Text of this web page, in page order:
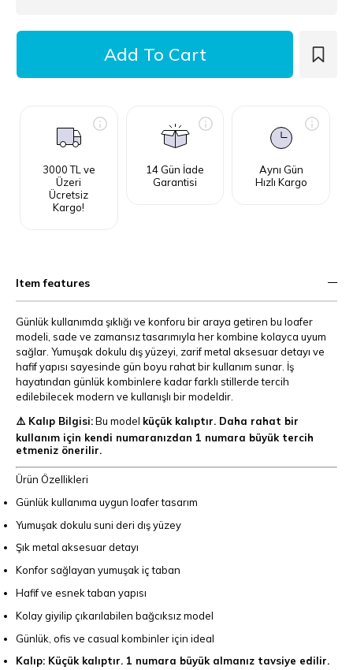
3000 TL ve
Üzeri
Ücretsiz
Kargo!
14 Gün İade
Garantisi
Aynı Gün
Hızlı Kargo
Item features
Günlük kullanımda şıklığı ve konforu bir araya getiren bu loafer
modeli, sade ve zamansız tasarımıyla her kombine kolayca uyum
sağlar. Yumuşak dokulu dış yüzeyi, zarif metal aksesuar detayı ve
hafif yapısı sayesinde gün boyu rahat bir kullanım sunar. İş
hayatından günlük kombinlere kadar farklı stillerde tercih
edilebilecek modern ve kullanışlı bir modeldir.
⚠️ Kalıp Bilgisi:Bu model küçük kalıptır. Daha rahat bir
kullanım için kendi numaranızdan 1 numara büyük tercih
etmeniz önerilir.
Ürün Özellikleri
Günlük kullanıma uygun loafer tasarım
Yumuşak dokulu suni deri dış yüzey
Şık metal aksesuar detayı
Konfor sağlayan yumuşak iç taban
Hafif ve esnek taban yapısı
Kolay giyilip çıkarılabilen bağcıksız model
Günlük, ofis ve casual kombinler için ideal
Kalıp: Küçük kalıptır. 1 numara büyük almanız tavsiye edilir.